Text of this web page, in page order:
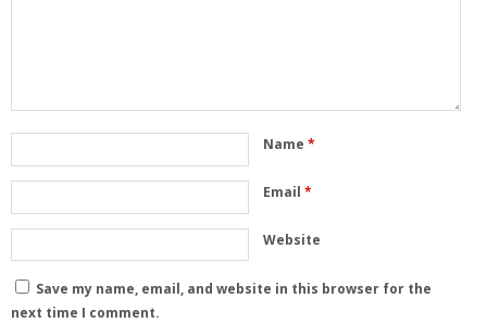
Name *
Email *
Website
Save my name, email, and website in this browser for the
next time I comment.